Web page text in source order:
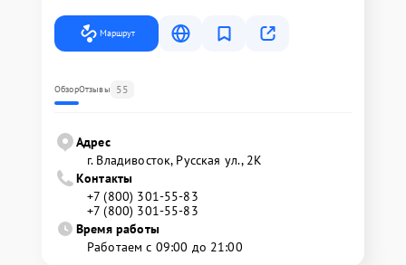
Маршрут
ОбзорОтзывы 55
Адрес
г. Владивосток, Русская ул., 2К
Контакты
+7 (800) 301-55-83
+7 (800) 301-55-83
Время работы
Работаем с 09:00 до 21:00